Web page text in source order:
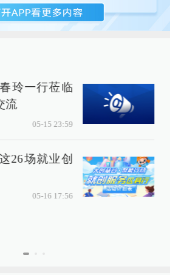
玲一行莅临
流
05-15 23:59
26场就业创
05-16 17:56